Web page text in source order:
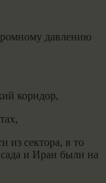
давлению
коридор,
из сектора, в то
и Иран были на